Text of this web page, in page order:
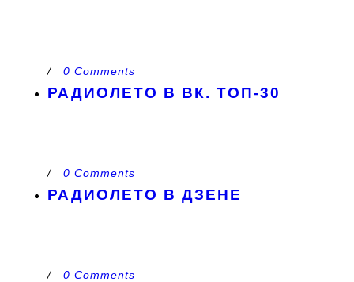
/ 0 Comments
РАДИОЛЕТО В ВК. ТОП-30
/ 0 Comments
РАДИОЛЕТО В ДЗЕНЕ
/ 0 Comments